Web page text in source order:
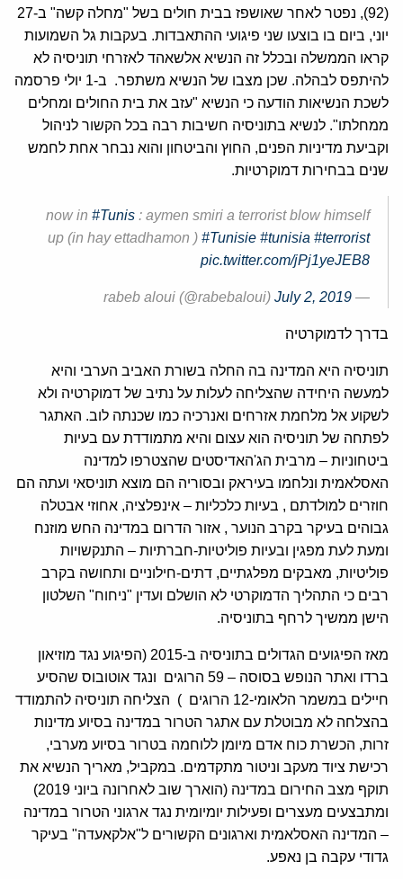
(92), נפטר לאחר שאושפז בבית חולים בשל "מחלה קשה" ב-27
יוני, ביום בו בוצעו שני פיגועי ההתאבדות. בעקבות גל השמועות
קראו הממשלה ובכלל זה הנשיא אלשאהד לאזרחי תוניסיה לא
להיתפס לבהלה. שכן מצבו של הנשיא משתפר. ב-1 יולי פרסמה
לשכת הנשיאות הודעה כי הנשיא "עזב את בית החולים ומחלים
ממחלתו". לנשיא בתוניסיה חשיבות רבה בכל הקשור לניהול
וקביעת מדיניות הפנים, החוץ והביטחון והוא נבחר אחת לחמש
שנים בבחירות דמוקרטיות.
now in #Tunis : aymen smiri a terrorist blow himself
up (in hay ettadhamon ) #Tunisie #tunisia #terrorist
pic.twitter.com/jPj1yeJEB8
— rabeb aloui (@rabebaloui)
July 2, 2019
בדרך לדמוקרטיה
תוניסיה היא המדינה בה החלה בשורת האביב הערבי והיא
למעשה היחידה שהצליחה לעלות על נתיב של דמוקרטיה ולא
לשקוע אל מלחמת אזרחים ואנרכיה כמו שכנתה לוב. האתגר
לפתחה של תוניסיה הוא עצום והיא מתמודדת עם בעיות
ביטחוניות – מרבית הג'האדיסטים שהצטרפו למדינה
האסלאמית ונלחמו בעיראק ובסוריה הם מוצא תוניסאי ועתה הם
חוזרים למולדתם , בעיות כלכליות – אינפלציה, אחוזי אבטלה
גבוהים בעיקר בקרב הנוער , אזור הדרום במדינה החש מוזנח
ומעת לעת מפגין ובעיות פוליטיות-חברתיות – התנקשויות
פוליטיות, מאבקים מפלגתיים, דתים-חילוניים ותחושה בקרב
רבים כי התהליך הדמוקרטי לא הושלם ועדין "ניחוח" השלטון
הישן ממשיך לרחף בתוניסיה.
מאז הפיגועים הגדולים בתוניסיה ב-2015 (הפיגוע נגד מוזיאון
ברדו ואתר הנופש בסוסה – 59 הרוגים ונגד אוטובוס שהסיע
חיילים במשמר הלאומי-12 הרוגים ) הצליחה תוניסיה להתמודד
בהצלחה לא מבוטלת עם אתגר הטרור במדינה בסיוע מדינות
זרות, הכשרת כוח אדם מיומן ללוחמה בטרור בסיוע מערבי,
רכישת ציוד מעקב וניטור מתקדמים. במקביל, מאריך הנשיא את
תוקף מצב החירום במדינה (הוארך שוב לאחרונה ביוני 2019)
ומתבצעים מעצרים ופעילות יומיומית נגד ארגוני הטרור במדינה
– המדינה האסלאמית וארגונים הקשורים ל"אלקאעדה" בעיקר
גדודי עקבה בן נאפע.